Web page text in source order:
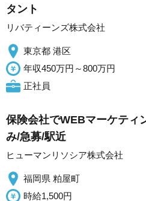
タント
リバティーンズ株式会社
東京都 港区
年収450万円～800万円
正社員
保険会社でWEBマーケティ
み/急募/駅近
ヒューマンリソシア株式会社
福岡県 粕屋町
時給1,500円